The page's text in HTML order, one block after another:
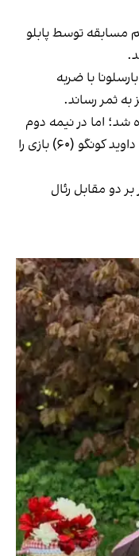
مسابقه توسط پابلو
با ضربه
به ثمر رساند.
شد؛ اما در نیمه دوم
رئال مادرید با گل‌های لوئیز فیگو (٥٨) و داوید کونگو (٦٠) بازی را
دو مقابل رئال